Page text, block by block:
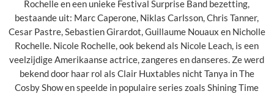
Rochelle en een unieke Festival Surprise Band bezetting,
bestaande uit: Marc Caperone, Niklas Carlsson, Chris Tanner,
Cesar Pastre, Sebastien Girardot, Guillaume Nouaux en Nicholle
Rochelle. Nicole Rochelle, ook bekend als Nicole Leach, is een
veelzijdige Amerikaanse actrice, zangeres en danseres. Ze werd
bekend door haar rol als Clair Huxtables nicht Tanya in The
Cosby Show en speelde in populaire series zoals Shining Time